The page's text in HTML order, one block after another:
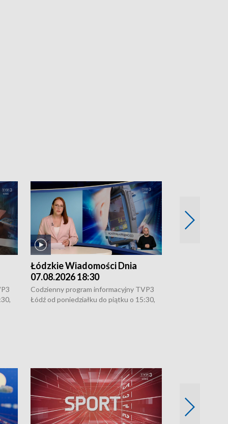
Łódzkie Wiadomości Dnia
07.08.2026 18:30
Codzienny program informacyjny TVP3
Łódź od poniedziałku do piątku o 15:30,